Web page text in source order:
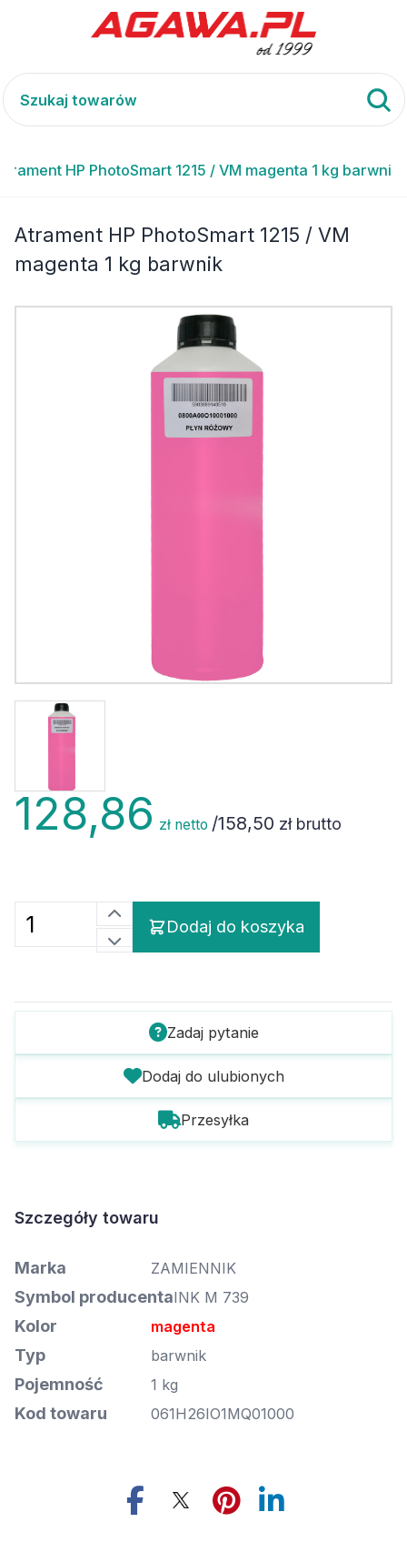
HP PhotoSmart 1215 / VM magenta 1 kg barwnik
Atrament HP PhotoSmart 1215 / VM
magenta 1 kg barwnik
128,86 zł netto /158,50 zł brutto
Dodaj do koszyka
Zadaj pytanie
Dodaj do ulubionych
Przesyłka
Szczegóły towaru
Marka ZAMIENNIK
Symbol producentaINK M 739
Kolor magenta
Typ barwnik
Pojemność 1 kg
Kod towaru 061H26IO1MQ01000